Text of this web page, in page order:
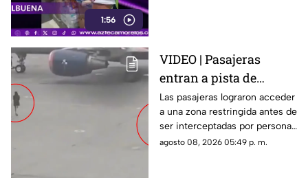
1:56
VIDEO | Pasajeras
entran a pista de
aeropuerto tras perder
su vuelo; autoridades
logran detenerlas
Las pasajeras lograron acceder
a una zona restringida antes de
ser interceptadas por personal
del aeropuerto.
agosto 08, 2026 05:49 p. m.